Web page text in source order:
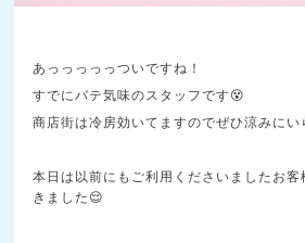
あっっっっっついですね！
すでにバテ気味のスタッフです😵
商店街は冷房効いてますのでぜひ涼みに
本日は以前にもご利用くださいましたお
きました😌